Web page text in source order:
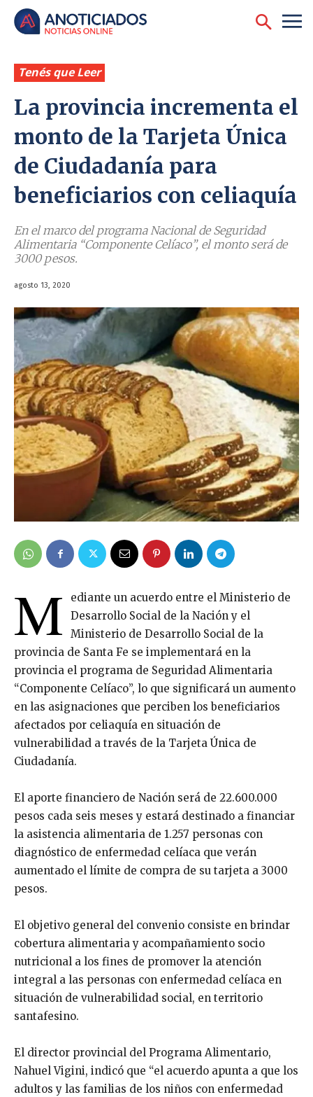
Tenés que Leer
La provincia incrementa el
monto de la Tarjeta Única
de Ciudadanía para
beneficiarios con celiaquía
En el marco del programa Nacional de Seguridad
Alimentaria “Componente Celíaco”, el monto será de
3000 pesos.
agosto 13, 2020
M
ediante un acuerdo entre el Ministerio de
Desarrollo Social de la Nación y el
Ministerio de Desarrollo Social de la
provincia de Santa Fe se implementará en la
provincia el programa de Seguridad Alimentaria
“Componente Celíaco”, lo que significará un aumento
en las asignaciones que perciben los beneficiarios
afectados por celiaquía en situación de
vulnerabilidad a través de la Tarjeta Única de
Ciudadanía.
El aporte financiero de Nación será de 22.600.000
pesos cada seis meses y estará destinado a financiar
la asistencia alimentaria de 1.257 personas con
diagnóstico de enfermedad celíaca que verán
aumentado el límite de compra de su tarjeta a 3000
pesos.
El objetivo general del convenio consiste en brindar
cobertura alimentaria y acompañamiento socio
nutricional a los fines de promover la atención
integral a las personas con enfermedad celíaca en
situación de vulnerabilidad social, en territorio
santafesino.
El director provincial del Programa Alimentario,
Nahuel Vigini, indicó que “el acuerdo apunta a que los
adultos y las familias de los niños con enfermedad